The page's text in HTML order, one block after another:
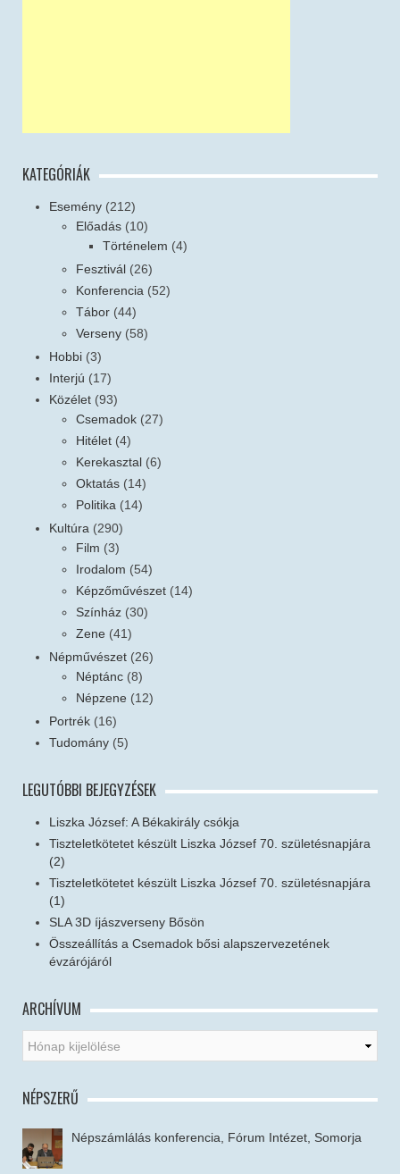
KATEGÓRIÁK
Esemény (212)
Előadás (10)
Történelem (4)
Fesztivál (26)
Konferencia (52)
Tábor (44)
Verseny (58)
Hobbi (3)
Interjú (17)
Közélet (93)
Csemadok (27)
Hitélet (4)
Kerekasztal (6)
Oktatás (14)
Politika (14)
Kultúra (290)
Film (3)
Irodalom (54)
Képzőművészet (14)
Színház (30)
Zene (41)
Népművészet (26)
Néptánc (8)
Népzene (12)
Portrék (16)
Tudomány (5)
LEGUTÓBBI BEJEGYZÉSEK
Liszka József: A Békakirály csókja
Tiszteletkötetet készült Liszka József 70. születésnapjára
(2)
Tiszteletkötetet készült Liszka József 70. születésnapjára
(1)
SLA 3D íjászverseny Bősön
Összeállítás a Csemadok bősi alapszervezetének
évzárójáról
ARCHÍVUM
NÉPSZERŰ
Népszámlálás konferencia, Fórum Intézet, Somorja